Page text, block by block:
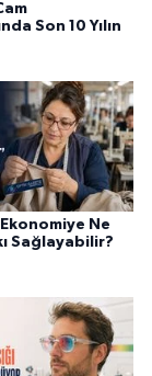
Son 10 Yılın
Ne
Sağlayabilir?